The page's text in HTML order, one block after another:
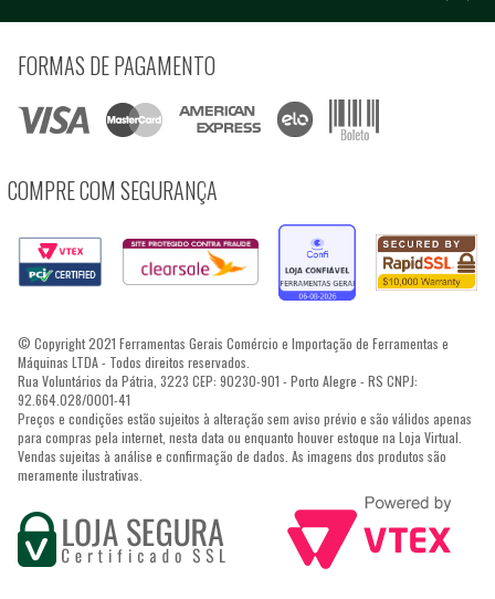
FORMAS DE PAGAMENTO
COMPRE COM SEGURANÇA
© Copyright 2021 Ferramentas Gerais Comércio e Importação de Ferramentas e
Máquinas LTDA - Todos direitos reservados.
Rua Voluntários da Pátria, 3223 CEP: 90230-901 - Porto Alegre - RS CNPJ:
92.664.028/0001-41
Preços e condições estão sujeitos à alteração sem aviso prévio e são válidos apenas
para compras pela internet, nesta data ou enquanto houver estoque na Loja Virtual.
Vendas sujeitas à análise e confirmação de dados. As imagens dos produtos são
meramente ilustrativas.